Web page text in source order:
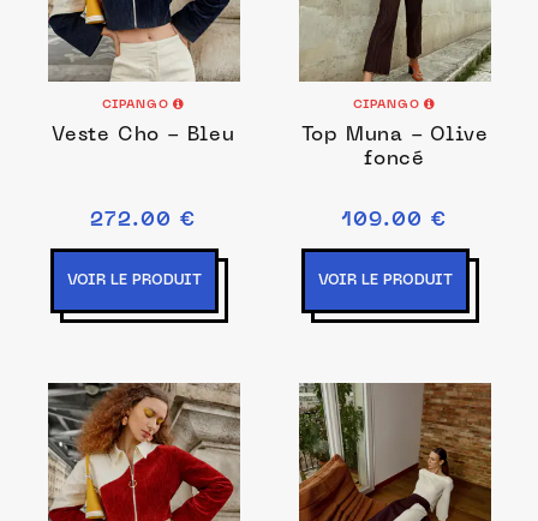
CIPANGO
Veste Cho - Bleu
272.00 €
VOIR LE PRODUIT
CIPANGO
Top Muna - Olive
foncé
109.00 €
VOIR LE PRODUIT